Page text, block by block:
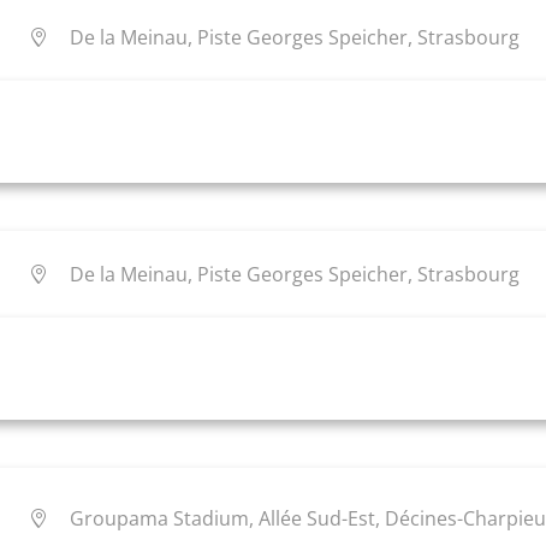
De la Meinau, Piste Georges Speicher, Strasbourg
De la Meinau, Piste Georges Speicher, Strasbourg
Groupama Stadium, Allée Sud-Est, Décines-Charpieu